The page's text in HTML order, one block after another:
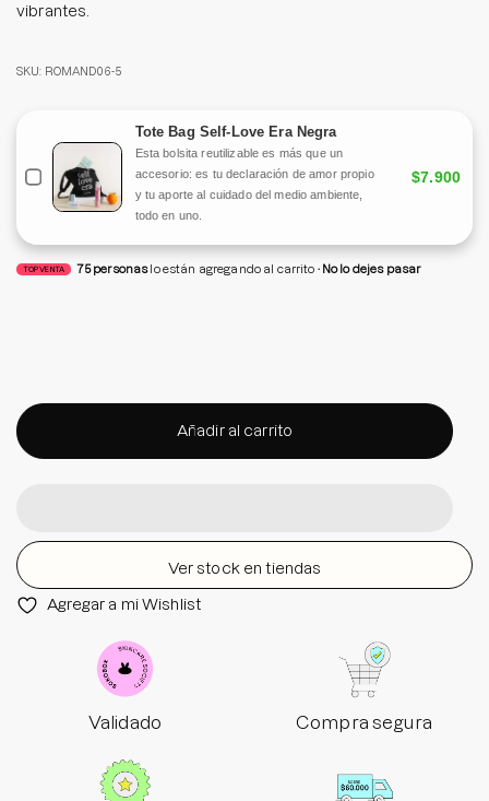
vibrantes.
SKU: ROMAND06-5
Tote Bag Self-Love Era Negra
Esta bolsita reutilizable es más que un
accesorio: es tu declaración de amor propio
y tu aporte al cuidado del medio ambiente,
todo en uno.
$7.900
TOP VENTA 75personas lo están agregando al carrito No lo dejes pasar
Añadir al carrito
Ver stock en tiendas
Agregar a mi Wishlist
Validado Compra segura